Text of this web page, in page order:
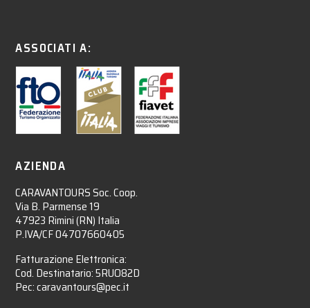
ASSOCIATI A:
AZIENDA
CARAVANTOURS Soc. Coop.
Via B. Parmense 19
47923 Rimini (RN) Italia
P.IVA/CF 04707660405
Fatturazione Elettronica:
Cod. Destinatario: 5RUO82D
Pec: caravantours@pec.it